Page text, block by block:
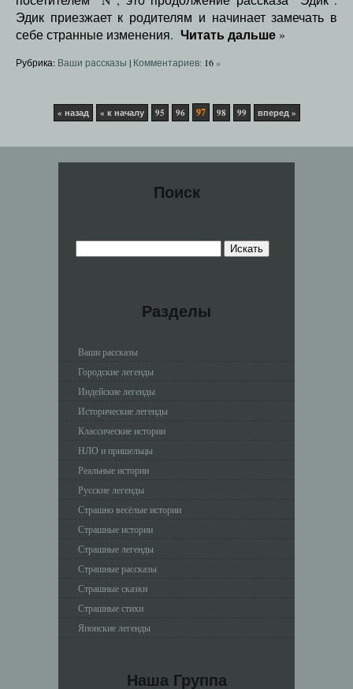
Эдик приезжает к родителям и начинает замечать в
себе странные изменения. Читать дальше »
Рубрика: Ваши рассказы | Комментариев: 16»
« назад « к началу 95 96 97 98 99 вперед »
Поиск
Разделы
Ваши рассказы
Городские легенды
Индейские легенды
Исторические легенды
Классические истории
НЛО и пришельцы
Реальные истории
Русские легенды
Страшно весёлые истории
Страшные истории
Страшные легенды
Страшные рассказы
Страшные сказки
Страшные стихи
Японские легенды
Наша Группа